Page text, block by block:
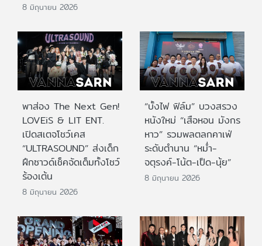
8 มิถุนายน 2026
พาส่อง The Next Gen!
LOVEiS & LIT ENT.
เปิดสเตจโชว์เคส
“ULTRASOUND” ส่งเด็ก
ฝึกซาวด์เช็คจัดเต็มทั้งโชว์
ร้องเต้น
8 มิถุนายน 2026
“บั้งไฟ ฟิล์ม” บวงสรวง
หนังใหม่ “เสือหอน มังกร
หาว” รวมพลตลกคาเฟ่
ระดับตำนาน “หม่ำ-
จตุรงค์-โน้ต-เป็ด-นุ้ย”
8 มิถุนายน 2026